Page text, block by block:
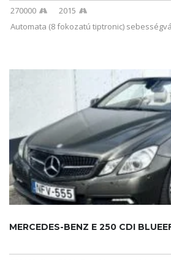
270000
2015
Automata (8 fokozatú tiptronic)